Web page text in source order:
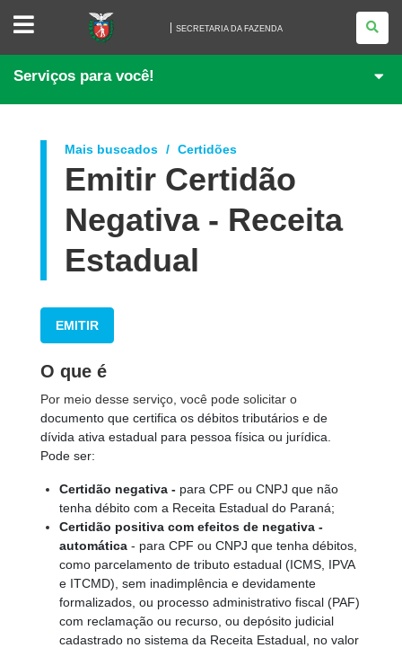
SECRETARIA
FAZENDA
SECRETARIA DA FAZENDA
Serviços para você!
Mais buscados Certidões
Emitir Certidão
Negativa - Receita
Estadual
EMITIR
O que é
Por meio desse serviço, você pode solicitar o
documento que certifica os débitos tributários e de
dívida ativa estadual para pessoa física ou jurídica.
Pode ser:
Certidão negativa - para CPF ou CNPJ que não
tenha débito com a Receita Estadual do Paraná;
Certidão positiva com efeitos de negativa -
automática - para CPF ou CNPJ que tenha débitos,
como parcelamento de tributo estadual (ICMS, IPVA
e ITCMD), sem inadimplência e devidamente
formalizados, ou processo administrativo fiscal (PAF)
com reclamação ou recurso, ou depósito judicial
cadastrado no sistema da Receita Estadual, no valor